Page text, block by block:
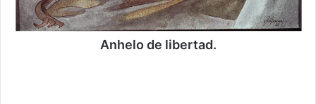
Anhelo de libertad.